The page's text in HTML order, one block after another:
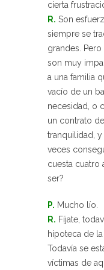
cierta
R. Son
siempre se
grandes.
son muy
a una familia
vacío de un
necesidad, o
un contrato
tranquilidad,
veces
cuesta cuatro
ser?
P. Mucho lío.
R. Fíjate,
hipoteca de
Todavía se
víctimas de